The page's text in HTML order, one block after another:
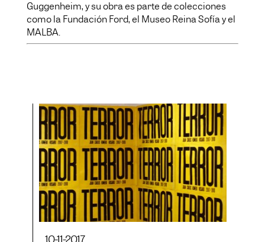
Guggenheim, y su obra es parte de colecciones
como la Fundación Ford, el Museo Reina Sofía y el
MALBA.
10-11-2017